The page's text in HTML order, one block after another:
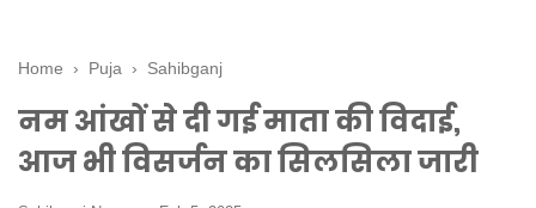
Home › Puja › Sahibganj
नम आंखों से दी गई माता की विदाई,
आज भी विसर्जन का सिलसिला जारी